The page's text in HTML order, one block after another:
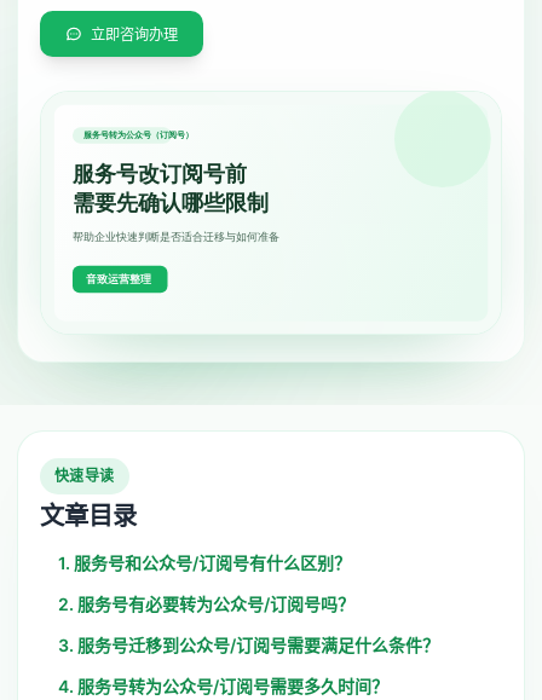
立即咨询办理
快速导读
文章目录
1. 服务号和公众号/订阅号有什么区别？
2. 服务号有必要转为公众号/订阅号吗？
3. 服务号迁移到公众号/订阅号需要满足什么条件？
4. 服务号转为公众号/订阅号需要多久时间？